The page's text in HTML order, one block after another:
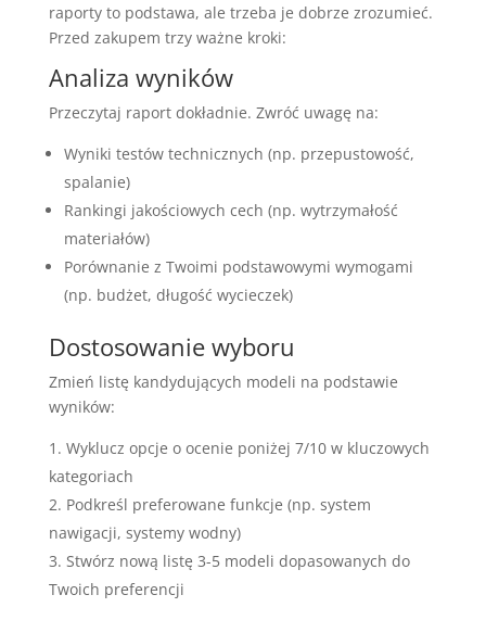
raporty to podstawa, ale trzeba je dobrze zrozumieć.
Przed zakupem trzy ważne kroki:
Analiza wyników
Przeczytaj raport dokładnie. Zwróć uwagę na:
Wyniki testów technicznych (np. przepustowość,
spalanie)
Rankingi jakościowych cech (np. wytrzymałość
materiałów)
Porównanie z Twoimi podstawowymi wymogami
(np. budżet, długość wycieczek)
Dostosowanie wyboru
Zmień listę kandydujących modeli na podstawie
wyników:
Wyklucz opcje o ocenie poniżej 7/10 w kluczowych
kategoriach
Podkreśl preferowane funkcje (np. system
nawigacji, systemy wodny)
Stwórz nową listę 3-5 modeli dopasowanych do
Twoich preferencji